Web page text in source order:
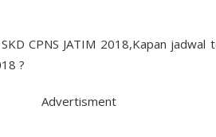
CPNS JATIM 2018,Kapan jadwal
?
Advertisment